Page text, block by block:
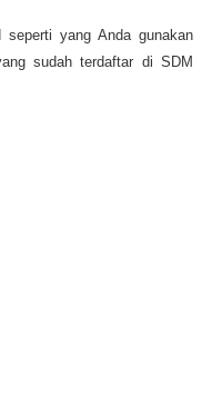
seperti yang Anda gunakan
sudah terdaftar di SDM